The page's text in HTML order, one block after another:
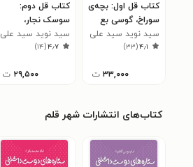
کتاب قل اول: بچه‌ی
سوراخ، گوسی بع
بعو برادران نیوتون
سید نوید سید علی
اکبر۴٫۱(۳۳)
۳۳,۰۰۰ ت
کتاب قل دوم:
سوسک نجار،
زین‌الدین زیدان و
دختر شاه آهنیون
سید نوید سید علی
اکبر۴٫۷(۱۴)
۲۹,۵۰۰ ت
کتاب‌های انتشارات شهر قلم